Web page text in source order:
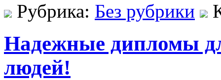
Рубрика: Без рубрики
Надежные дипломы
людей!